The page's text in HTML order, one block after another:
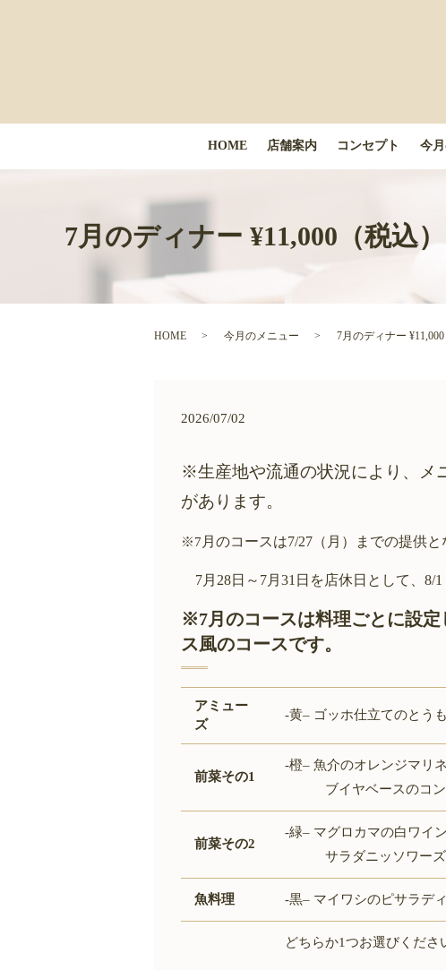
HOME 店舗案内 コンセプト 今
7月のディナー ¥11,000（税込
HOME 今月のメニュー 7月のディナー
2026/07/02
※生産地や流通の状況により、メ
があります。
※7 月のコースは7/27（月）までの提供と
7月28日～7月31 日を店休日として、8/
※7月のコースは料理ごとに設
ス風のコースです。
アミュー
ズ
‐黄– ゴッホ仕立てのとう
前菜その1
‐橙– 魚介のオレンジマリネ
ブイヤベースのコンソ
前菜その2
‐緑– マグロカマの白ワイン
サラダニッソワーズ
魚料理 ‐黒– マイワシのピサラデ
どちらか1つお選びくださ